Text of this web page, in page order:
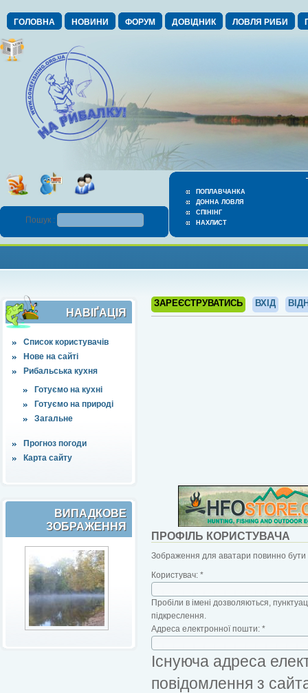
ГОЛОВНА НОВИНИ ФОРУМ ДОВІДНИК ЛОВЛЯ РИБИ
ПОПЛАВЧАНКА
ДОННА ЛОВЛЯ
СПІНІНГ
НАХЛИСТ
Пошук :
НАВІҐАЦІЯ
Список користувачів
Нове на сайті
Рибальська кухня
Готуємо на кухні
Готуємо на природі
Загальне
Прогноз погоди
Карта сайту
ВИПАДКОВЕ
ЗОБРАЖЕННЯ
ЗАРЕЄСТРУВАТИСЬ ВХІД
ПРОФІЛЬ КОРИСТУВАЧА
Зображення для аватари повинно бути
Користувач: *
Пробіли в імені дозволяються,
підкреслення.
Адреса електронної пошти: *
Існуюча адреса
повідомлення з